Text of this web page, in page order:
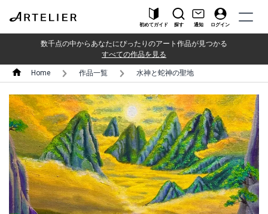
初めてガイド 探す 通知 ログイン
数千点の中からあなたにぴったりのアート作品が見つかる
すべての作品を見る
Home 作品一覧 水神と蛇神の聖地